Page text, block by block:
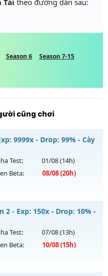
Tài theo đường dẫn sau:
Season 6
Season 7-15
cũng chơi
9999x - Drop: 99% - Cày
Test: 01/08(14h)
Beta: 08/08(20h)
chủ
2 - Exp: 150x - Drop: 10% -
Test: 07/08(13h)
Beta: 10/08(15h)